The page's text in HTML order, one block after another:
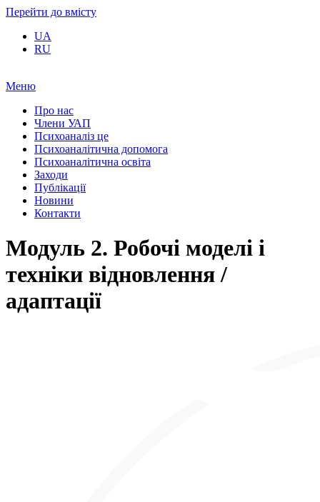
Перейти до вмісту
UA
RU
Меню
Про нас
Члени УАП
Психоаналіз це
Психоаналітична допомога
Психоаналітична освіта
Заходи
Публікації
Новини
Контакти
Модуль 2. Робочі моделі і
техніки відновлення /
адаптації